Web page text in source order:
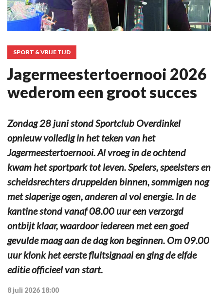
SPORT & VRIJE TIJD
Jagermeestertoernooi 2026
wederom een groot succes
Zondag 28 juni stond Sportclub Overdinkel
opnieuw volledig in het teken van het
Jagermeestertoernooi. Al vroeg in de ochtend
kwam het sportpark tot leven. Spelers, speelsters en
scheidsrechters druppelden binnen, sommigen nog
met slaperige ogen, anderen al vol energie. In de
kantine stond vanaf 08.00 uur een verzorgd
ontbijt klaar, waardoor iedereen met een goed
gevulde maag aan de dag kon beginnen. Om 09.00
uur klonk het eerste fluitsignaal en ging de elfde
editie officieel van start.
8 juli 2026 18:00